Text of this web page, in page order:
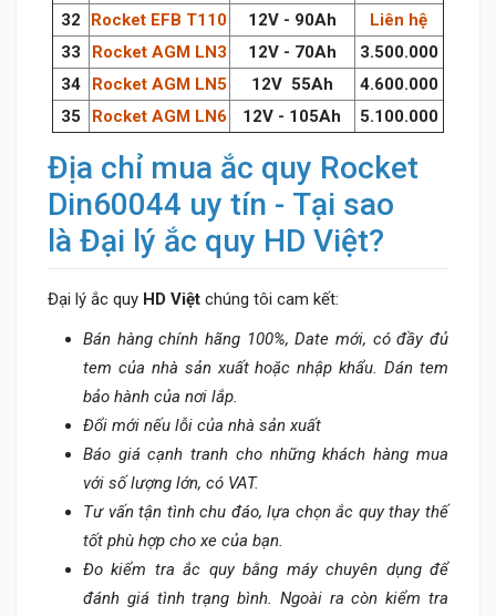
32
Rocket EFB T110 12V - 90Ah
Liên hệ
33
Rocket AGM LN3 12V - 70Ah
3.500.000
34
Rocket AGM LN5 12V 55Ah
4.600.000
35
Rocket AGM LN6 12V - 105Ah 5.100.000
Địa chỉ mua ắc quy Rocket
Din60044 uy tín - Tại sao
là Đại lý ắc quy HD Việt?
Đại lý ắc quy HD Việt chúng tôi cam kết:
Bán hàng chính hãng 100%, Date mới, có đầy đủ
tem của nhà sản xuất hoặc nhập khẩu. Dán tem
bảo hành của nơi lắp.
Đổi mới nếu lỗi của nhà sản xuất
Báo giá cạnh tranh cho những khách hàng mua
với số lượng lớn, có VAT.
Tư vấn tận tình chu đáo, lựa chọn ắc quy thay thế
tốt phù hợp cho xe của bạn.
Đo kiểm tra ắc quy bằng máy chuyên dụng để
đánh giá tình trạng bình. Ngoài ra còn kiểm tra